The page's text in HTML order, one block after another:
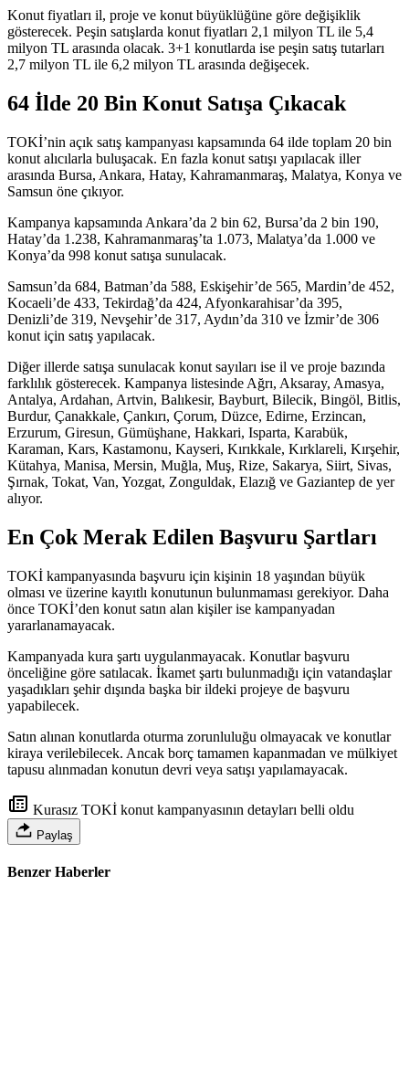
Konut fiyatları il, proje ve konut büyüklüğüne göre değişiklik
gösterecek. Peşin satışlarda konut fiyatları 2,1 milyon TL ile 5,4
milyon TL arasında olacak. 3+1 konutlarda ise peşin satış tutarları
2,7 milyon TL ile 6,2 milyon TL arasında değişecek.
64 İlde 20 Bin Konut Satışa Çıkacak
TOKİ’nin açık satış kampanyası kapsamında 64 ilde toplam 20 bin
konut alıcılarla buluşacak. En fazla konut satışı yapılacak iller
arasında Bursa, Ankara, Hatay, Kahramanmaraş, Malatya, Konya ve
Samsun öne çıkıyor.
Kampanya kapsamında Ankara’da 2 bin 62, Bursa’da 2 bin 190,
Hatay’da 1.238, Kahramanmaraş’ta 1.073, Malatya’da 1.000 ve
Konya’da 998 konut satışa sunulacak.
Samsun’da 684, Batman’da 588, Eskişehir’de 565, Mardin’de 452,
Kocaeli’de 433, Tekirdağ’da 424, Afyonkarahisar’da 395,
Denizli’de 319, Nevşehir’de 317, Aydın’da 310 ve İzmir’de 306
konut için satış yapılacak.
Diğer illerde satışa sunulacak konut sayıları ise il ve proje bazında
farklılık gösterecek. Kampanya listesinde Ağrı, Aksaray, Amasya,
Antalya, Ardahan, Artvin, Balıkesir, Bayburt, Bilecik, Bingöl, Bitlis,
Burdur, Çanakkale, Çankırı, Çorum, Düzce, Edirne, Erzincan,
Erzurum, Giresun, Gümüşhane, Hakkari, Isparta, Karabük,
Karaman, Kars, Kastamonu, Kayseri, Kırıkkale, Kırklareli, Kırşehir,
Kütahya, Manisa, Mersin, Muğla, Muş, Rize, Sakarya, Siirt, Sivas,
Şırnak, Tokat, Van, Yozgat, Zonguldak, Elazığ ve Gaziantep de yer
alıyor.
En Çok Merak Edilen Başvuru Şartları
TOKİ kampanyasında başvuru için kişinin 18 yaşından büyük
olması ve üzerine kayıtlı konutunun bulunmaması gerekiyor. Daha
önce TOKİ’den konut satın alan kişiler ise kampanyadan
yararlanamayacak.
Kampanyada kura şartı uygulanmayacak. Konutlar başvuru
önceliğine göre satılacak. İkamet şartı bulunmadığı için vatandaşlar
yaşadıkları şehir dışında başka bir ildeki projeye de başvuru
yapabilecek.
Satın alınan konutlarda oturma zorunluluğu olmayacak ve konutlar
kiraya verilebilecek. Ancak borç tamamen kapanmadan ve mülkiyet
tapusu alınmadan konutun devri veya satışı yapılamayacak.
Kurasız TOKİ konut kampanyasının detayları belli oldu
Paylaş
Benzer Haberler